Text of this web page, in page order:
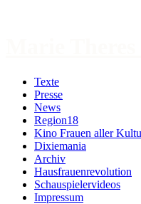
Texte
Presse
News
Region18
Kino Frauen aller
Dixiemania
Archiv
Hausfrauenrevolution
Schauspielervideos
Impressum